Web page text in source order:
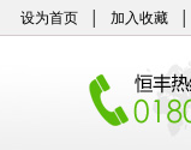
设为首页 加入收藏